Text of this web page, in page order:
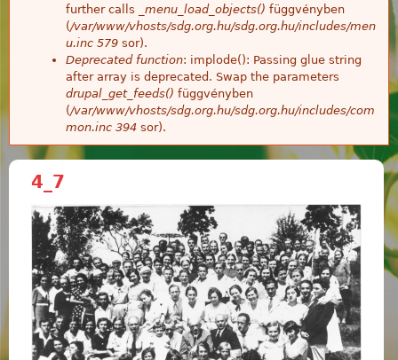
further calls
_menu_load_objects() függvényben
(/var/www/vhosts/sdg.org.hu/sdg.org.hu/includes/men
u.inc 579 sor).
Deprecated function: implode(): Passing glue string
after array is deprecated. Swap the parameters
drupal_get_feeds() függvényben
(/var/www/vhosts/sdg.org.hu/sdg.org.hu/includes/com
mon.inc 394 sor).
4_7